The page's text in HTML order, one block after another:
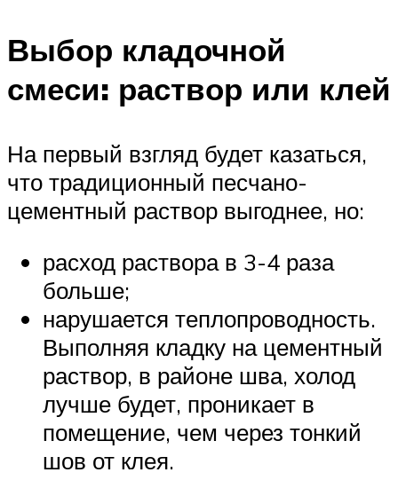
Выбор кладочной
смеси: раствор или клей
На первый взгляд будет казаться,
что традиционный песчано-
цементный раствор выгоднее, но:
расход раствора в 3-4 раза
больше;
нарушается теплопроводность.
Выполняя кладку на цементный
раствор, в районе шва, холод
лучше будет, проникает в
помещение, чем через тонкий
шов от клея.